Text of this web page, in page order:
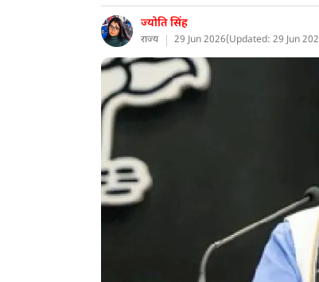
ज्योति सिंह
राज्य 29 Jun 2026(Updated: 29 Jun